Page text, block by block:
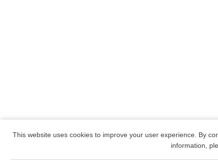
This website uses cookies to improve your user experience. By
information,